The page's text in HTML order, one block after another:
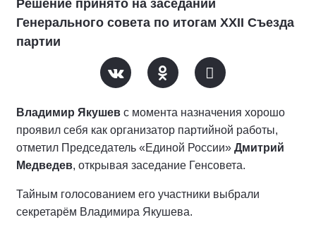
Решение принято на заседании
Генерального совета по итогам XXII Съезда
партии
Владимир Якушев с момента назначения хорошо
проявил себя как организатор партийной работы,
отметил Председатель «Единой России» Дмитрий
Медведев, открывая заседание Генсовета.
Тайным голосованием его участники выбрали
секретарём Владимира Якушева.